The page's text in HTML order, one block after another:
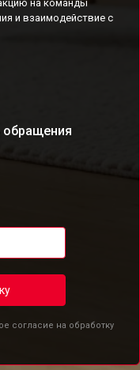
на команды
и взаимодействие с
обращения
согласие на обработку